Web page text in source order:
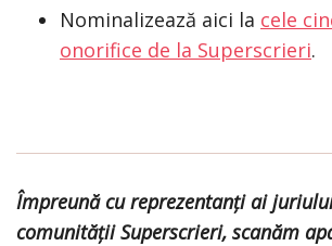
Nominalizează aici la cele
onorifice de la Superscrieri.
Împreună cu reprezentanți ai
comunității Superscrieri, scanăm